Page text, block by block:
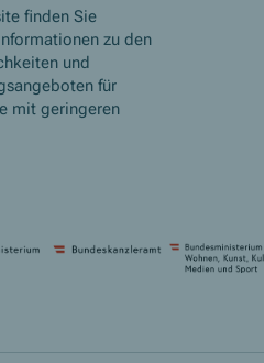
finden Sie
zu den
und
für
mit geringeren